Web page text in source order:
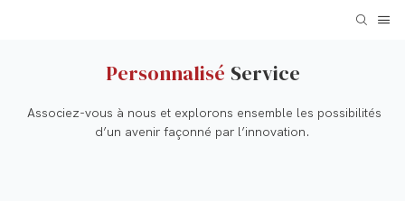
Personnalisé Service
Associez-vous à nous et explorons ensemble les possibilités
d’un avenir façonné par l’innovation.